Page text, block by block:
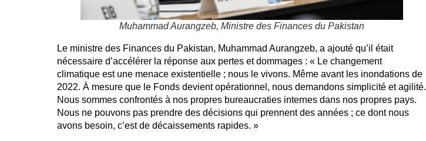
Muhammad Aurangzeb, Ministre des Finances du Pakistan
Le ministre des Finances du Pakistan, Muhammad Aurangzeb, a ajouté qu’il était
nécessaire d’accélérer la réponse aux pertes et dommages : « Le changement
climatique est une menace existentielle ; nous le vivons. Même avant les inondations de
2022. À mesure que le Fonds devient opérationnel, nous demandons simplicité et agilité.
Nous sommes confrontés à nos propres bureaucraties internes dans nos propres pays.
Nous ne pouvons pas prendre des décisions qui prennent des années ; ce dont nous
avons besoin, c’est de décaissements rapides. »